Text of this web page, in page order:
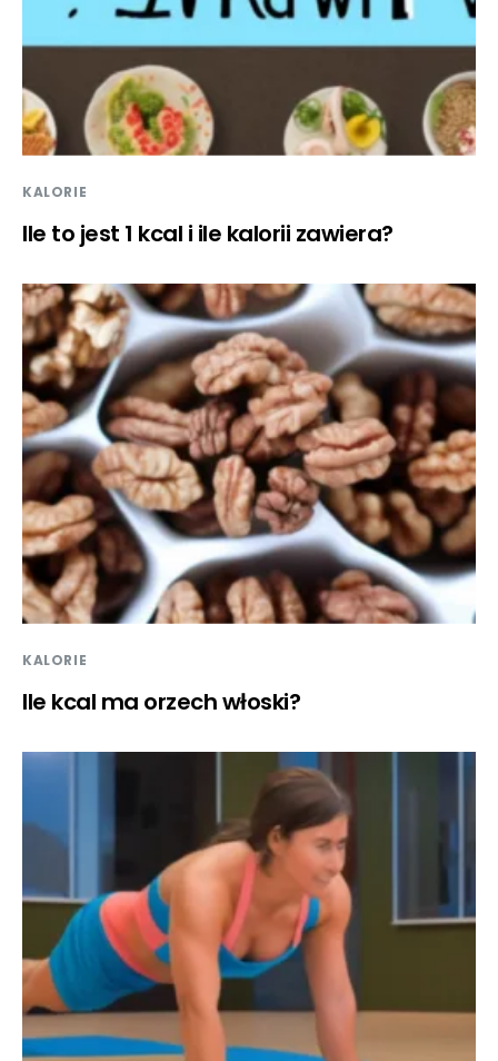
KALORIE
Ile to jest 1 kcal i ile kalorii zawiera?
KALORIE
Ile kcal ma orzech włoski?